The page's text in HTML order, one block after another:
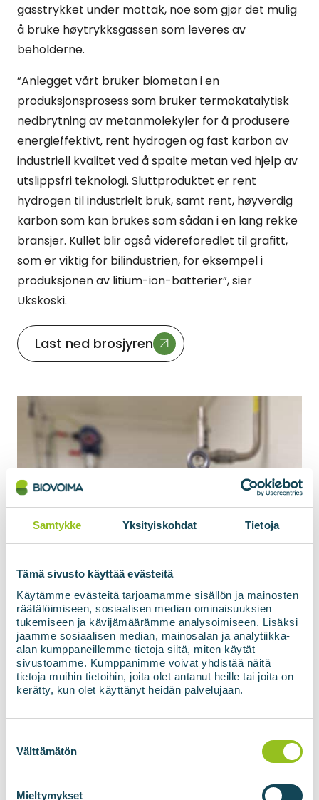
Samtykke Yksityiskohdat Tietoja
Tämä sivusto käyttää evästeitä
Käytämme evästeitä tarjoamamme sisällön ja mainosten
räätälöimiseen, sosiaalisen median ominaisuuksien
tukemiseen ja kävijämäärämme analysoimiseen. Lisäksi
jaamme sosiaalisen median, mainosalan ja analytiikka-
alan kumppaneillemme tietoja siitä, miten käytät
sivustoamme. Kumppanimme voivat yhdistää näitä
tietoja muihin tietoihin, joita olet antanut heille tai joita on
kerätty, kun olet käyttänyt heidän palvelujaan.
valinta
Välttämätön
Mieltymykset
gasstrykket under mottak, noe som gjør det mulig
å bruke høytrykksgassen som leveres av
beholderne.
”Anlegget vårt bruker biometan i en
produksjonsprosess som bruker termokatalytisk
nedbrytning av metanmolekyler for å produsere
energieffektivt, rent hydrogen og fast karbon av
industriell kvalitet ved å spalte metan ved hjelp av
utslippsfri teknologi. Sluttproduktet er rent
hydrogen til industrielt bruk, samt rent, høyverdig
karbon som kan brukes som sådan i en lang rekke
bransjer. Kullet blir også videreforedlet til grafitt,
som er viktig for bilindustrien, for eksempel i
produksjonen av litium-ion-batterier”, sier
Ukskoski.
Last ned brosjyren
En prefabrikert, kompakt